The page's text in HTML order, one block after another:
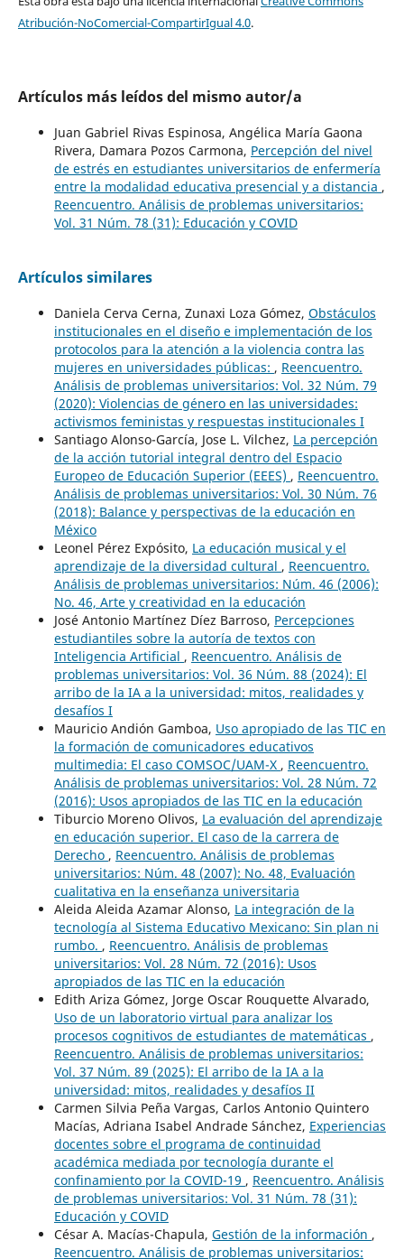
Atribución-NoComercial-CompartirIgual 4.0.
Artículos más leídos del mismo autor/a
Juan Gabriel Rivas Espinosa, Angélica María Gaona
Rivera, Damara Pozos Carmona, Percepción del nivel
de estrés en estudiantes universitarios de enfermería
entre la modalidad educativa presencial y a distancia ,
Reencuentro. Análisis de problemas universitarios:
Vol. 31 Núm. 78 (31): Educación y COVID
Artículos similares
Daniela Cerva Cerna, Zunaxi Loza Gómez, Obstáculos
institucionales en el diseño e implementación de los
protocolos para la atención a la violencia contra las
mujeres en universidades públicas: , Reencuentro.
Análisis de problemas universitarios: Vol. 32 Núm. 79
(2020): Violencias de género en las universidades:
activismos feministas y respuestas institucionales I
Santiago Alonso-García, Jose L. Vilchez, La percepción
de la acción tutorial integral dentro del Espacio
Europeo de Educación Superior (EEES) , Reencuentro.
Análisis de problemas universitarios: Vol. 30 Núm. 76
(2018): Balance y perspectivas de la educación en
México
Leonel Pérez Expósito, La educación musical y el
aprendizaje de la diversidad cultural , Reencuentro.
Análisis de problemas universitarios: Núm. 46 (2006):
No. 46, Arte y creatividad en la educación
José Antonio Martínez Díez Barroso, Percepciones
estudiantiles sobre la autoría de textos con
Inteligencia Artificial , Reencuentro. Análisis de
problemas universitarios: Vol. 36 Núm. 88 (2024): El
arribo de la IA a la universidad: mitos, realidades y
desafíos I
Mauricio Andión Gamboa, Uso apropiado de las TIC en
la formación de comunicadores educativos
multimedia: El caso COMSOC/UAM-X , Reencuentro.
Análisis de problemas universitarios: Vol. 28 Núm. 72
(2016): Usos apropiados de las TIC en la educación
Tiburcio Moreno Olivos, La evaluación del aprendizaje
en educación superior. El caso de la carrera de
Derecho , Reencuentro. Análisis de problemas
universitarios: Núm. 48 (2007): No. 48, Evaluación
cualitativa en la enseñanza universitaria
Aleida Aleida Azamar Alonso, La integración de la
tecnología al Sistema Educativo Mexicano: Sin plan ni
rumbo. , Reencuentro. Análisis de problemas
universitarios: Vol. 28 Núm. 72 (2016): Usos
apropiados de las TIC en la educación
Edith Ariza Gómez, Jorge Oscar Rouquette Alvarado,
Uso de un laboratorio virtual para analizar los
procesos cognitivos de estudiantes de matemáticas ,
Reencuentro. Análisis de problemas universitarios:
Vol. 37 Núm. 89 (2025): El arribo de la IA a la
universidad: mitos, realidades y desafíos II
Carmen Silvia Peña Vargas, Carlos Antonio Quintero
Macías, Adriana Isabel Andrade Sánchez, Experiencias
docentes sobre el programa de continuidad
académica mediada por tecnología durante el
confinamiento por la COVID-19 , Reencuentro. Análisis
de problemas universitarios: Vol. 31 Núm. 78 (31):
Educación y COVID
César A. Macías-Chapula, Gestión de la información ,
Reencuentro. Análisis de problemas universitarios: